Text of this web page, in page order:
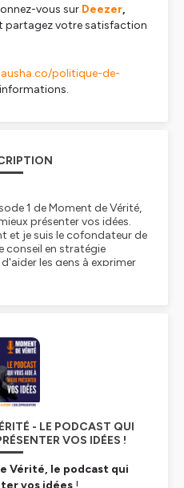
vous sur Deezer,
partagez votre satisfaction
ausha.co/politique-de-
1 de Moment de Vérité,
présenter vos idées.
et je suis le cofondateur de
conseil en stratégie
les gens à exprimer
efficacement en
de-vérité.com. Si vous
Et je vous conseille
où j'explique la raison
que je partagerai
Pour ce premier épisode
? Cette question
il est essentiel de
la parole, car elle vous
enjeux de votre
présentation ? Cette
- LE PODCAST QUI
VOS IDÉES !
Vérité, le podcast qui
vos idées !